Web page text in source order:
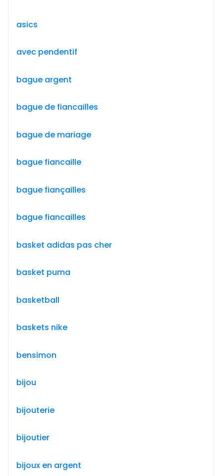
asics
avec pendentif
bague argent
bague de fiancailles
bague de mariage
bague fiancaille
bague fiançailles
bague fiancailles
basket adidas pas cher
basket puma
basketball
baskets nike
bensimon
bijou
bijouterie
bijoutier
bijoux en argent